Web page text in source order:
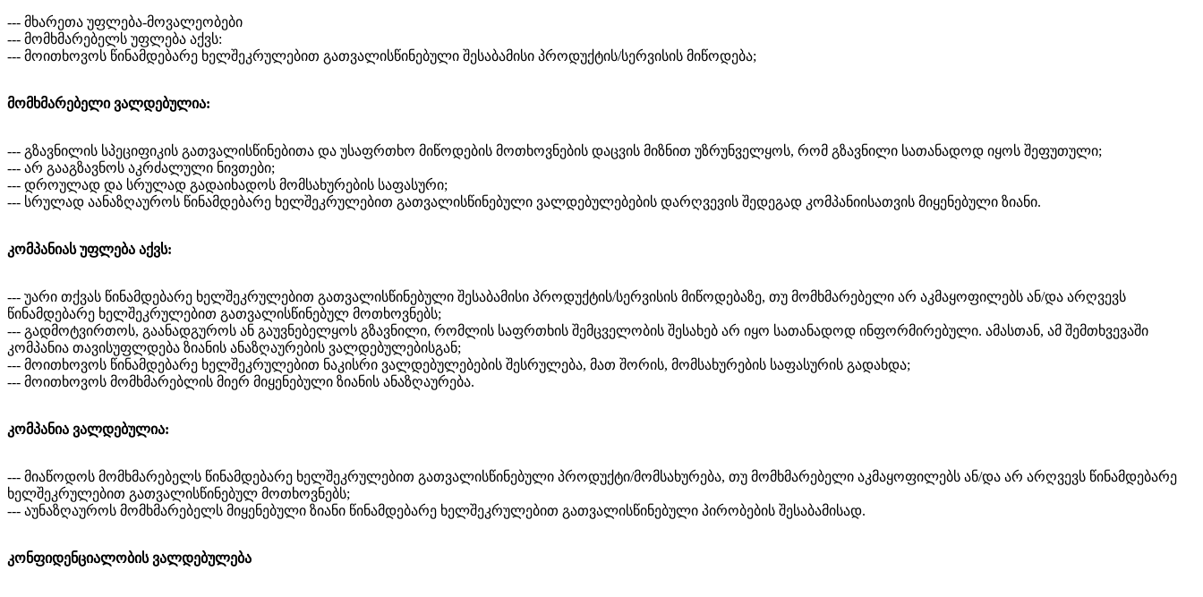
--- მხარეთა უფლება-მოვალეობები
--- მომხმარებელს უფლება აქვს:
--- მოითხოვოს წინამდებარე ხელშეკრულებით გათვალისწინებული შესაბამისი პროდუქტის/სერვისის მიწოდება;
მომხმარებელი ვალდებულია:
--- გზავნილის სპეციფიკის გათვალისწინებითა და უსაფრთხო მიწოდების მოთხოვნების დაცვის მიზნით უზრუნველყოს, რომ გზავნილი სათანადოდ იყოს შეფუთული;
--- არ გააგზავნოს აკრძალული ნივთები;
--- დროულად და სრულად გადაიხადოს მომსახურების საფასური;
--- სრულად აანაზღაუროს წინამდებარე ხელშეკრულებით გათვალისწინებული ვალდებულებების დარღვევის შედეგად კომპანიისათვის მიყენებული ზიანი.
კომპანიას უფლება აქვს:
--- უარი თქვას წინამდებარე ხელშეკრულებით გათვალისწინებული შესაბამისი პროდუქტის/სერვისის მიწოდებაზე, თუ მომხმარებელი არ აკმაყოფილებს ან/და არღვევს
წინამდებარე ხელშეკრულებით გათვალისწინებულ მოთხოვნებს;
--- გადმოტვირთოს, გაანადგუროს ან გაუვნებელყოს გზავნილი, რომლის საფრთხის შემცველობის შესახებ არ იყო სათანადოდ ინფორმირებული. ამასთან, ამ შემთხვევაში
კომპანია თავისუფლდება ზიანის ანაზღაურების ვალდებულებისგან;
--- მოითხოვოს წინამდებარე ხელშეკრულებით ნაკისრი ვალდებულებების შესრულება, მათ შორის, მომსახურების საფასურის გადახდა;
--- მოითხოვოს მომხმარებლის მიერ მიყენებული ზიანის ანაზღაურება.
კომპანია ვალდებულია:
--- მიაწოდოს მომხმარებელს წინამდებარე ხელშეკრულებით გათვალისწინებული პროდუქტი/მომსახურება, თუ მომხმარებელი აკმაყოფილებს ან/და არ არღვევს წინამდებარე
ხელშეკრულებით გათვალისწინებულ მოთხოვნებს;
--- აუნაზღაუროს მომხმარებელს მიყენებული ზიანი წინამდებარე ხელშეკრულებით გათვალისწინებული პირობების შესაბამისად.
კონფიდენციალობის ვალდებულება